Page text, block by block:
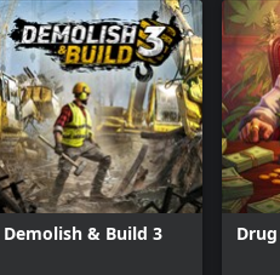
Demolish & Build 3